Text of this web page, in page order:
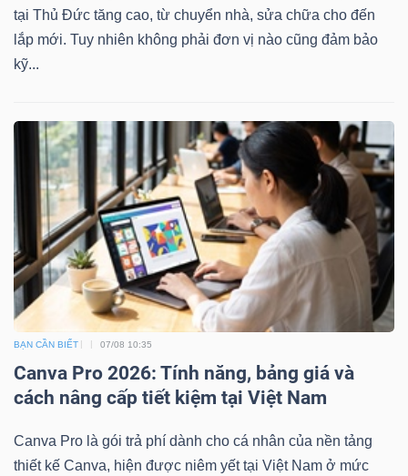
tại Thủ Đức tăng cao, từ chuyển nhà, sửa chữa cho đến
lắp mới. Tuy nhiên không phải đơn vị nào cũng đảm bảo
kỹ...
BẠN CẦN BIẾT 07/08 10:35
Canva Pro 2026: Tính năng, bảng giá và
cách nâng cấp tiết kiệm tại Việt Nam
Canva Pro là gói trả phí dành cho cá nhân của nền tảng
thiết kế Canva, hiện được niêm yết tại Việt Nam ở mức
tài
chính
chính